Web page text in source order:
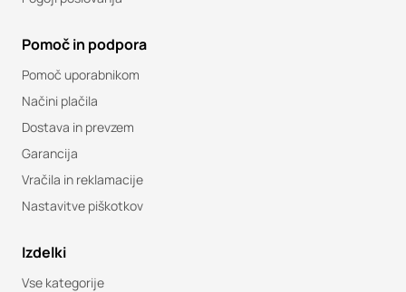
Pomoč in podpora
Pomoč uporabnikom
Načini plačila
Dostava in prevzem
Garancija
Vračila in reklamacije
Nastavitve piškotkov
Izdelki
Vse kategorije